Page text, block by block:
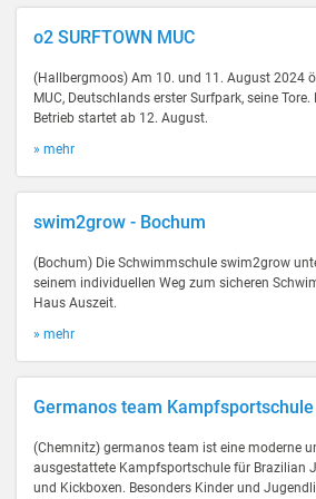
o2 SURFTOWN MUC
(Hallbergmoos) Am 10. und 11. August 2024
MUC, Deutschlands erster Surfpark, seine
Betrieb startet ab 12. August.
» mehr
swim2grow - Bochum
(Bochum) Die Schwimmschule swim2grow
seinem individuellen Weg zum sicheren
Haus Auszeit.
» mehr
Germanos team Kampfsportschule
(Chemnitz) germanos team ist eine moderne
ausgestattete Kampfsportschule für Brazilian
und Kickboxen. Besonders Kinder und